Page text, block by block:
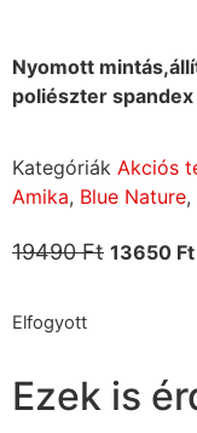
Nyomott
poliészter
Kategóriák Akciós
Amika, Blue Nature,
19490Ft 13650 Ft
Elfogyott
Ezek is